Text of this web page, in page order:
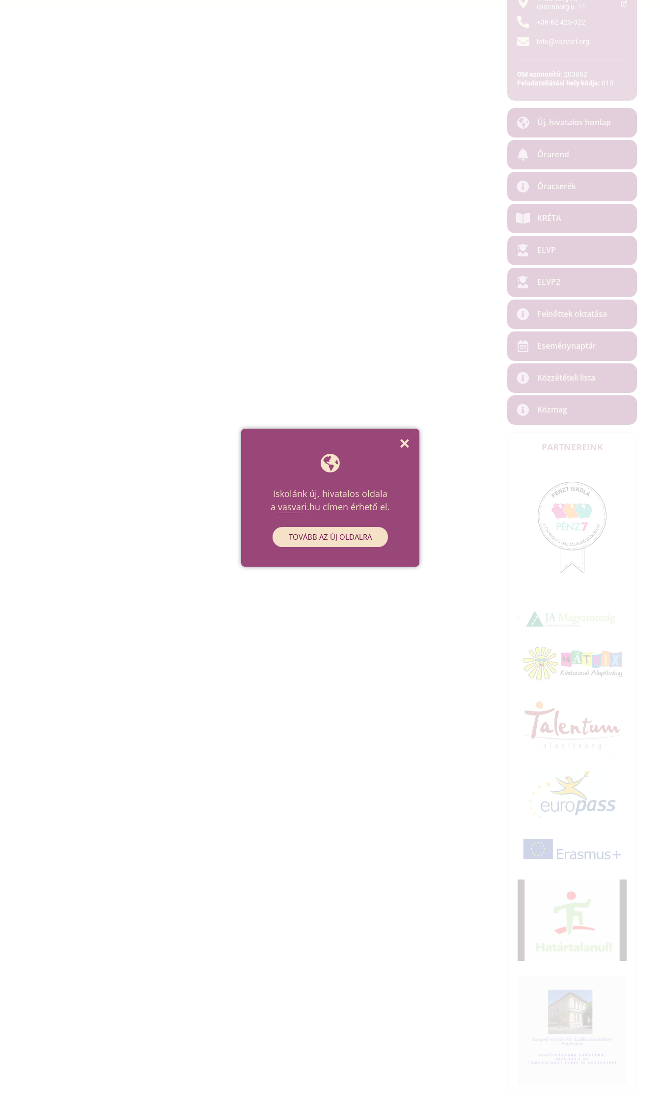
Gutenberg u. 11.
+36-62 425-322
info@vasvari.org
OM azonosító: 203052
Feladatellátási hely kódja: 010
Új, hivatalos honlap
Órarend
Óracserék
KRÉTA
ELVP
ELVP2
Felnőttek oktatása
Eseménynaptár
Közzétételi lista
Közmag
PARTNEREINK
Iskolánk új, hivatalos oldala
a vasvari.hu címen érhető el.
TOVÁBB AZ ÚJ OLDALRA